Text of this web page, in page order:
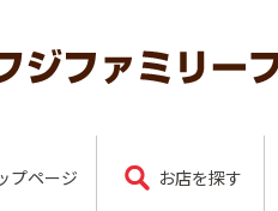
プページ お店を探す